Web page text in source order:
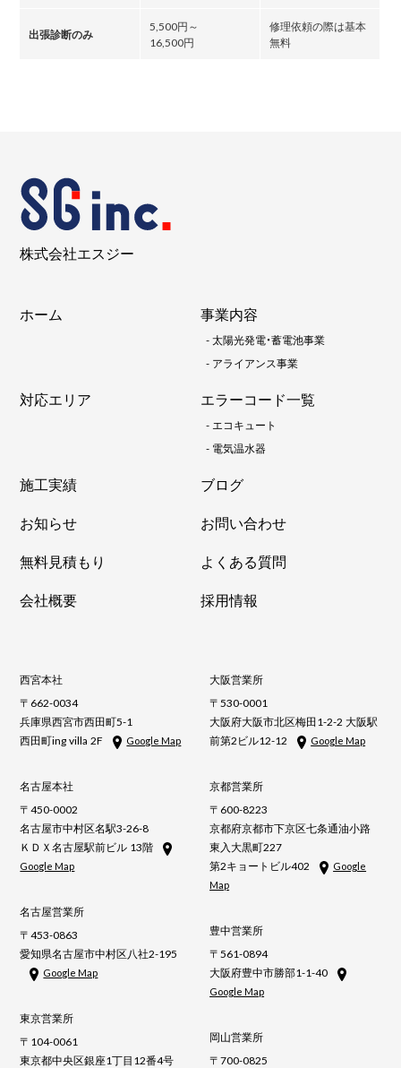
出張診断のみ
5,500円～
16,500円
修理依頼の際は基本
無料
株式会社エスジー
ホーム 事業内容
-太陽光発電・蓄電池事業
- アライアンス事業
対応エリア エラーコード一覧
-エコキュート
- 電気温水器
施工実績
ブログ
お知らせ
お問い合わせ
無料見積もり
よくある質問
会社概要
採用情報
西宮本社
〒662-0034
兵庫県西宮市西田町5-1
西田町ing villa 2F
Google Map
名古屋本社
〒450-0002
名古屋市中村区名駅3-26-8
ＫＤＸ名古屋駅前ビル 13階
Google Map
名古屋営業所
〒453-0863
愛知県名古屋市中村区八社2-195
Google Map
東京営業所
〒104-0061
東京都中央区銀座1丁目12番4号
大阪営業所
〒530-0001
大阪府大阪市北区梅田1-2-2 大阪駅
前第2ビル12-12
Google Map
京都営業所
〒600-8223
京都府京都市下京区七条通油小路
東入大黒町227
第2キョートビル402
Google
Map
豊中営業所
〒561-0894
大阪府豊中市勝部1-1-40
Google Map
岡山営業所
〒700-0825